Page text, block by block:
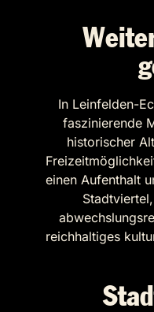
In Leinfelden-
faszinierende
historischer
einen Aufenthalt
reichhaltiges